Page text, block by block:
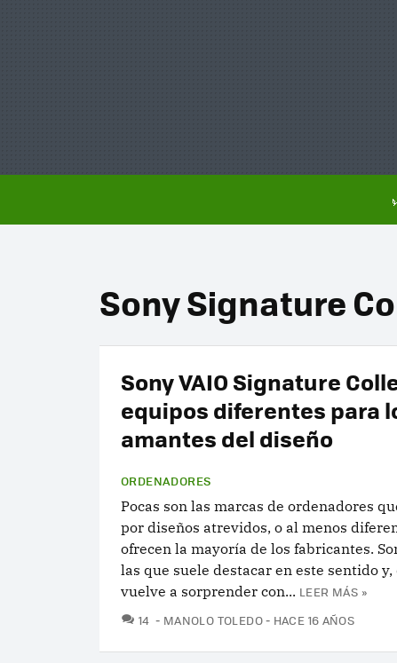
Sony Signature
Sony VAIO Signature
equipos diferentes para
amantes del diseño
ORDENADORES
Pocas son las marcas de ordenadores
por diseños atrevidos, o al menos
ofrecen la mayoría de los fabricantes.
las que suele destacar en este sentido y,
vuelve a sorprender con... LEER MÁS »
14 COMENTARIOS
MANOLO TOLEDO HACE 16 AÑOS